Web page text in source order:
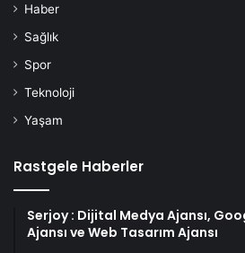
Haber
Sağlık
Spor
Teknoloji
Yaşam
Rastgele Haberler
Serjoy : Dijital Medya Ajansı,
Ajansı ve Web Tasarım Ajansı